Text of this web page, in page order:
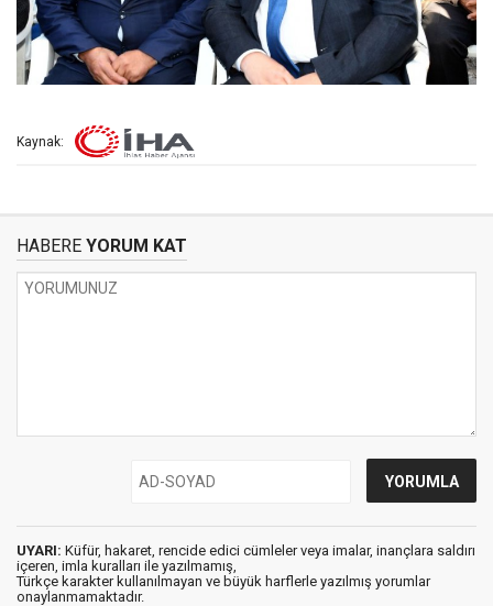
Kaynak:
HABERE YORUM KAT
UYARI: Küfür, hakaret, rencide edici cümleler veya imalar, inançlara saldırı
içeren, imla kuralları ile yazılmamış,
Türkçe karakter kullanılmayan ve büyük harflerle yazılmış yorumlar
onaylanmamaktadır.